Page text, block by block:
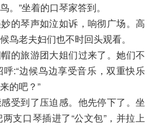
。”坐着的口琴家答到。
琴声如泣如诉，响彻广场。高
鸟老夫妇们也不时回头观看。
旅游团大姐们过来了。她们不
:“边候鸟边享受音乐，双重快乐
的吧？”
到了压迫感。他先停下了。坐
支口琴插进了“公文包”，并拉上